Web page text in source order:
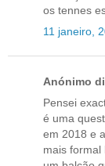
os tennes
11 janeiro,
Anónimo
Pensei
é uma
em 2018 e
mais formal